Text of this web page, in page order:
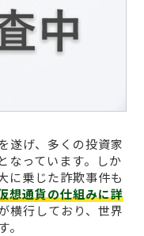
遂げ、多くの投資家
なっています。しか
に乗じた詐欺事件も
想通貨の仕組みに詳
横行しており、世界